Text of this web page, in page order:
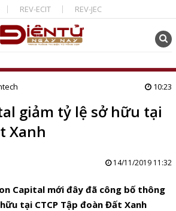
REV-ECIT REV-JEC
10:23
giảm tỷ lệ sở hữu tại
Xanh
14/11/2019 11:32
Capital mới đây đã công bố thông
tại CTCP Tập đoàn Đất Xanh